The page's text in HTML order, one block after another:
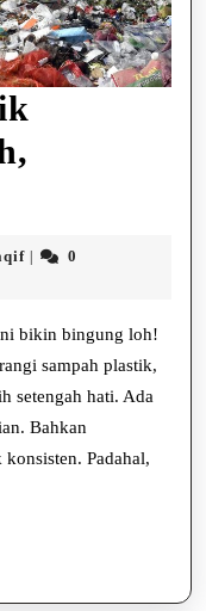
Fauzan
0
bikin bingung loh!
sampah plastik,
setengah hati. Ada
Bahkan
Padahal,